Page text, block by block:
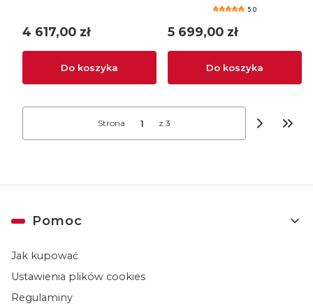
Cena
4 617,00 zł
Do koszyka
5.0
Cena
5 699,00 zł
Do koszyka
Strona z 3
Linki w stopce
Pomoc
Jak kupować
Ustawienia plików cookies
Regulaminy